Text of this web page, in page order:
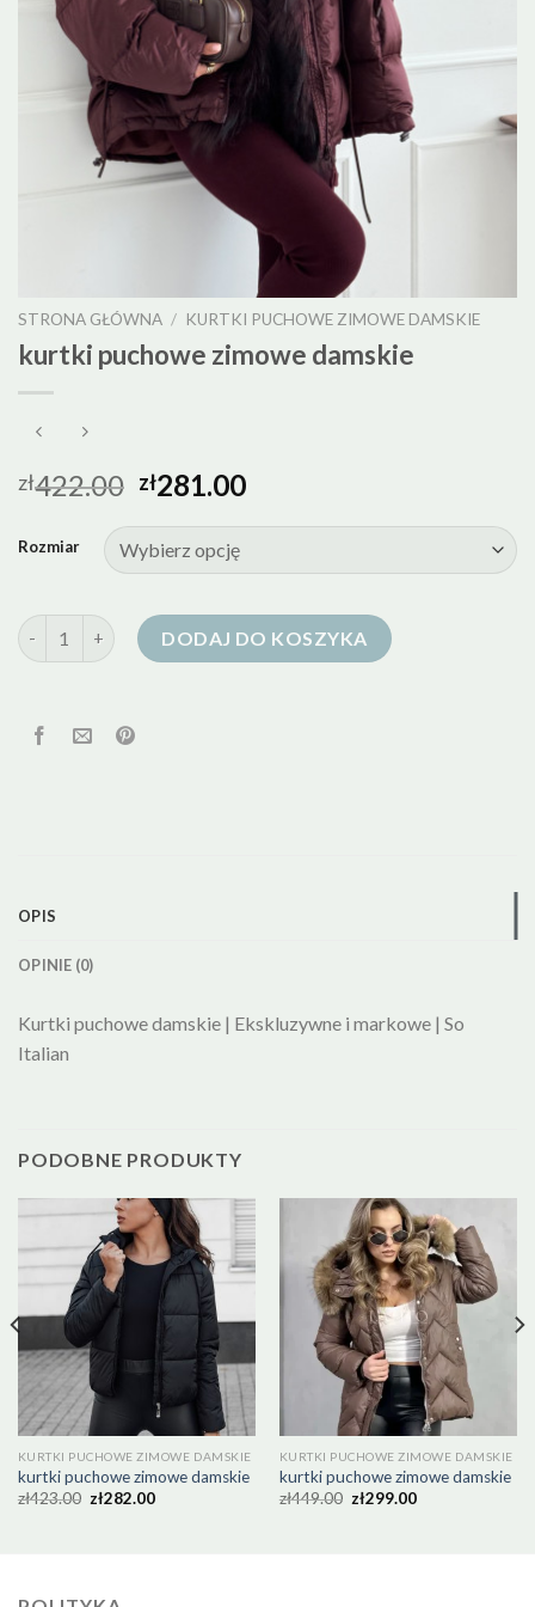
STRONA GŁÓWNA / KURTKI PUCHOWE ZIMOWE DAMSKIE
kurtki puchowe zimowe damskie
zł422.00 zł281.00
Rozmiar
ilość kurtki puchowe zimowe damskie
DODAJ DO KOSZYKA
OPIS
OPINIE (0)
Kurtki puchowe damskie | Ekskluzywne i markowe | So
Italian
PODOBNE PRODUKTY
KURTKI PUCHOWE ZIMOWE DAMSKIE
kurtki puchowe zimowe damskie
zł423.00 zł282.00
KURTKI PUCHOWE ZIMOWE DAMSKIE
kurtki puchowe zimowe damskie
zł449.00 zł299.00